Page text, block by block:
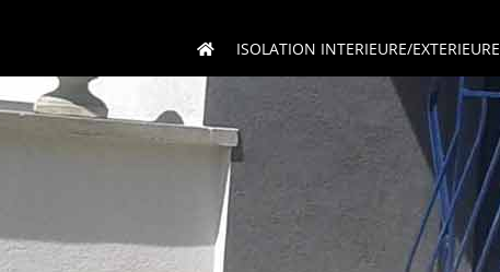
ISOLATION INTERIEURE/EXTERIEURE